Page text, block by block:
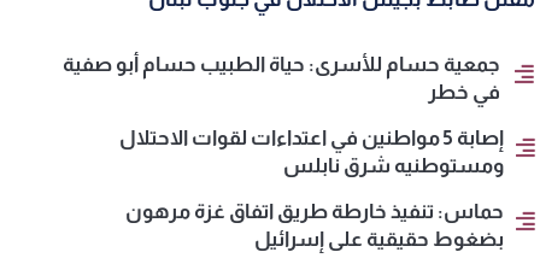
جمعية حسام للأسرى: حياة الطبيب حسام أبو صفية
في خطر
إصابة 5 مواطنين في اعتداءات لقوات الاحتلال
ومستوطنيه شرق نابلس
حماس: تنفيذ خارطة طريق اتفاق غزة مرهون
بضغوط حقيقية على إسرائيل